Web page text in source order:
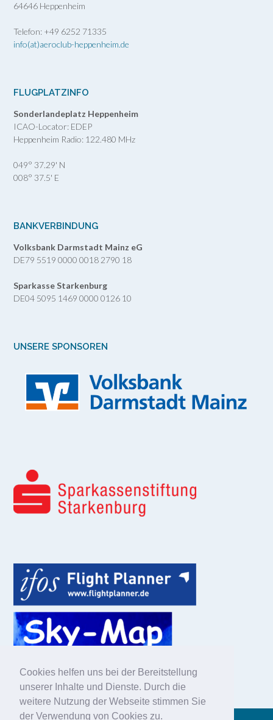
Cookies helfen uns bei der Bereitstellung
unserer Inhalte und Dienste. Durch die
weitere Nutzung der Webseite stimmen Sie
der Verwendung von Cookies zu.
neues
Level!“
64646 Heppenheim
Telefon: +49 6252 71335
info(at)aeroclub-heppenheim.de
FLUGPLATZINFO
Sonderlandeplatz Heppenheim
ICAO-Locator: EDEP
Heppenheim Radio: 122.480 MHz
049° 37.29' N
008° 37.5' E
BANKVERBINDUNG
Volksbank Darmstadt Mainz eG
DE79 5519 0000 0018 2790 18
Sparkasse Starkenburg
DE04 5095 1469 0000 0126 10
UNSERE SPONSOREN